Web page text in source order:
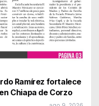
Ramírez fortalece
Chiapa de Corzo